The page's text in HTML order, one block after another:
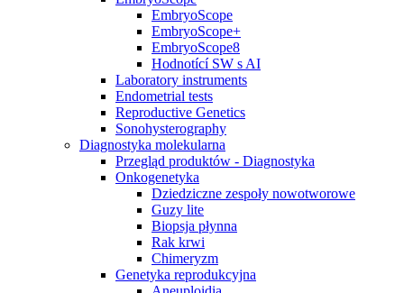
EmbryoScope
EmbryoScope+
EmbryoScope8
Hodnotící SW s AI
Laboratory instruments
Endometrial tests
Reproductive Genetics
Sonohysterography
Diagnostyka molekularna
Przegląd produktów - Diagnostyka
Onkogenetyka
Dziedziczne zespoły nowotworowe
Guzy lite
Biopsja płynna
Rak krwi
Chimeryzm
Genetyka reprodukcyjna